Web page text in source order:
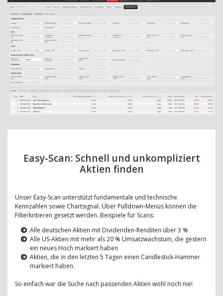
Easy-Scan: Schnell und unkompliziert
Aktien finden
Unser Easy-Scan unterstützt fundamentale und technische
Kennzahlen sowie Chartsignal. Über Pulldown-Menüs können die
Filterkritieren gesetzt werden. Beispiele für Scans:
Alle deutschen Aktien mit Dividenden-Renditen über 3 %
Alle US-Aktien mit mehr als 20 % Umsatzwachstum, die gestern
ein neues Hoch markiert haben
Aktien, die in den letzten 5 Tagen einen Candlestick-Hammer
markiert haben.
So einfach war die Suche nach passenden Aktien wohl noch nie!